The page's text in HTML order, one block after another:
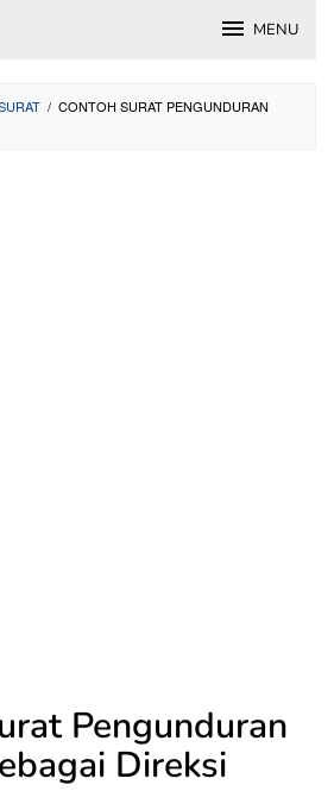
MENU
/ CONTOH SURAT PENGUNDURAN
Pengunduran
Direksi